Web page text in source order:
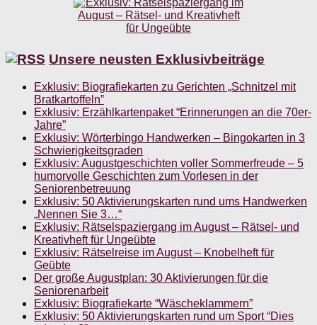
Unsere neusten Exklusivbeiträge
Exklusiv: Biografiekarten zu Gerichten „Schnitzel mit
Bratkartoffeln”
Exklusiv: Erzählkartenpaket “Erinnerungen an die 70er-
Jahre”
Exklusiv: Wörterbingo Handwerken – Bingokarten in 3
Schwierigkeitsgraden
Exklusiv: Augustgeschichten voller Sommerfreude – 5
humorvolle Geschichten zum Vorlesen in der
Seniorenbetreuung
Exklusiv: 50 Aktivierungskarten rund ums Handwerken
„Nennen Sie 3…“
Exklusiv: Rätselspaziergang im August – Rätsel- und
Kreativheft für Ungeübte
Exklusiv: Rätselreise im August – Knobelheft für
Geübte
Der große Augustplan: 30 Aktivierungen für die
Seniorenarbeit
Exklusiv: Biografiekarte “Wäscheklammern”
Exklusiv: 50 Aktivierungskarten rund um Sport “Dies